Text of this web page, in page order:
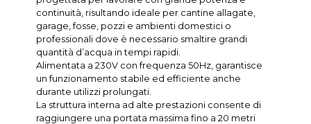
continuità, risultando ideale per cantine allagate,
garage, fosse, pozzi e ambienti domestici o
professionali dove è necessario smaltire grandi
quantità d’acqua in tempi rapidi.
Alimentata a 230V con frequenza 50Hz, garantisce
un funzionamento stabile ed efficiente anche
durante utilizzi prolungati.
La struttura interna ad alte prestazioni consente di
raggiungere una portata massima fino a 20 metri